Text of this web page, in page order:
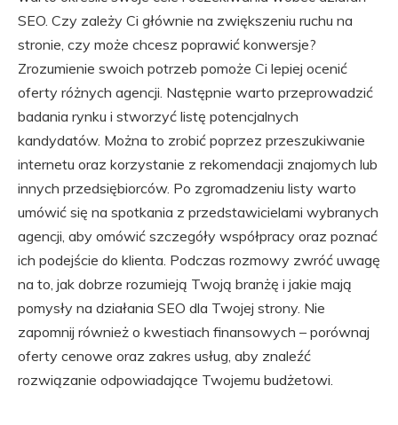
SEO. Czy zależy Ci głównie na zwiększeniu ruchu na
stronie, czy może chcesz poprawić konwersje?
Zrozumienie swoich potrzeb pomoże Ci lepiej ocenić
oferty różnych agencji. Następnie warto przeprowadzić
badania rynku i stworzyć listę potencjalnych
kandydatów. Można to zrobić poprzez przeszukiwanie
internetu oraz korzystanie z rekomendacji znajomych lub
innych przedsiębiorców. Po zgromadzeniu listy warto
umówić się na spotkania z przedstawicielami wybranych
agencji, aby omówić szczegóły współpracy oraz poznać
ich podejście do klienta. Podczas rozmowy zwróć uwagę
na to, jak dobrze rozumieją Twoją branżę i jakie mają
pomysły na działania SEO dla Twojej strony. Nie
zapomnij również o kwestiach finansowych – porównaj
oferty cenowe oraz zakres usług, aby znaleźć
rozwiązanie odpowiadające Twojemu budżetowi.